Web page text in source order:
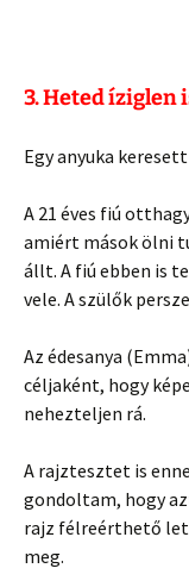
3. Heted íziglen
Egy anyuka
A 21 éves fiú
amiért mások ölni
állt. A fiú ebben is
vele. A szülők
Az édesanya
céljaként, hogy
nehezteljen rá.
A rajztesztet is
gondoltam, hogy
rajz félreérthető
meg.